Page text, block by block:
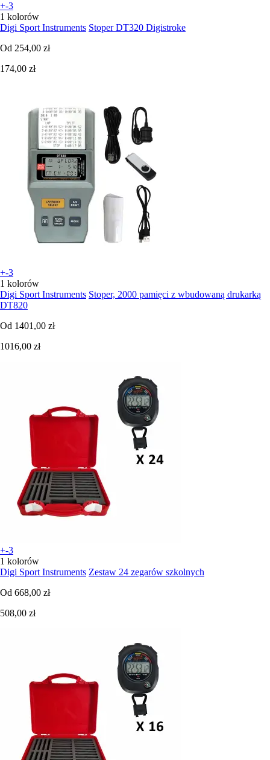
+-3
1 kolorów
Digi Sport Instruments Stoper DT320 Digistroke
Od 254,00 zł
174,00 zł
+-3
1 kolorów
Digi Sport Instruments Stoper, 2000 pamięci z wbudowaną drukarką
DT820
Od 1401,00 zł
1016,00 zł
+-3
1 kolorów
Digi Sport Instruments Zestaw 24 zegarów szkolnych
Od 668,00 zł
508,00 zł